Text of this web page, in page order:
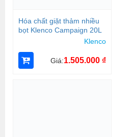
Hóa chất giặt thảm nhiều
bọt Klenco Campaign 20L
Klenco
Giá:1.505.000 ₫